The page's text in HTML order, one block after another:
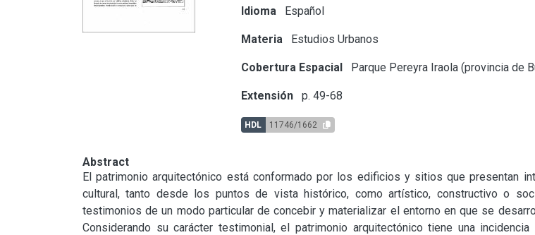
Idioma Español
Materia Estudios Urbanos
Cobertura Espacial Parque Pereyra Iraola (provincia de
Extensión p. 49-68
HDL 11746/1662
Abstract
El patrimonio arquitectónico está conformado por los edificios y sitios que presentan
cultural, tanto desde los puntos de vista histórico, como artístico, constructivo o
testimonios de un modo particular de concebir y materializar el entorno en que se
Considerando su carácter testimonial, el patrimonio arquitectónico tiene una incidencia